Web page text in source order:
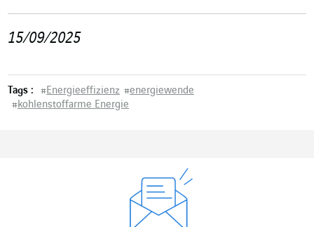
15/09/2025
Tags : #Energieeffizienz #energiewende
#kohlenstoffarme Energie